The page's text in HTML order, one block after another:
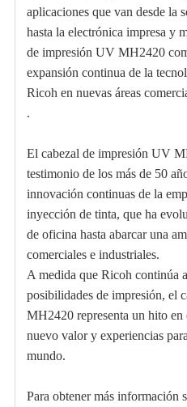
aplicaciones que van desde la
hasta la electrónica impresa y
de impresión UV MH2420
expansión continua de la
Ricoh en nuevas áreas
.
El cabezal de impresión UV
testimonio de los más de 50
innovación continuas de la
inyección de tinta, que ha
de oficina hasta abarcar una
comerciales e industriales.
A medida que Ricoh continúa
posibilidades de impresión, el
MH2420 representa un hito en
nuevo valor y experiencias
mundo.
Para obtener más información